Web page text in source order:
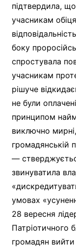
підтвердила,
учасникам
боку
спростувала
учасникам
рішуче
не були
принципом
виключно мирні,
громадянській
—
звинуватила
умовах
28 вересня
Патріотичного
громадян вийти